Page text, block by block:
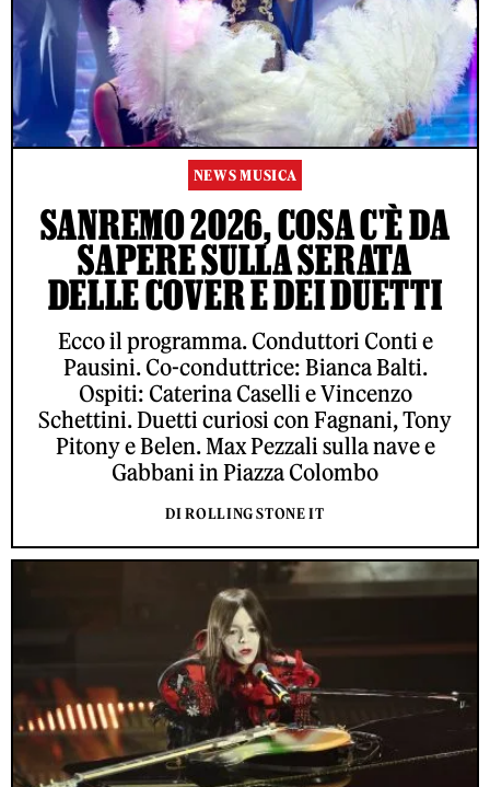
NEWS MUSICA
SANREMO 2026, COSA C'È DA
SAPERE SULLA SERATA
DELLE COVER E DEI DUETTI
Ecco il programma. Conduttori Conti e
Pausini. Co-conduttrice: Bianca Balti.
Ospiti: Caterina Caselli e Vincenzo
Schettini. Duetti curiosi con Fagnani, Tony
Pitony e Belen. Max Pezzali sulla nave e
Gabbani in Piazza Colombo
DI ROLLING STONE IT